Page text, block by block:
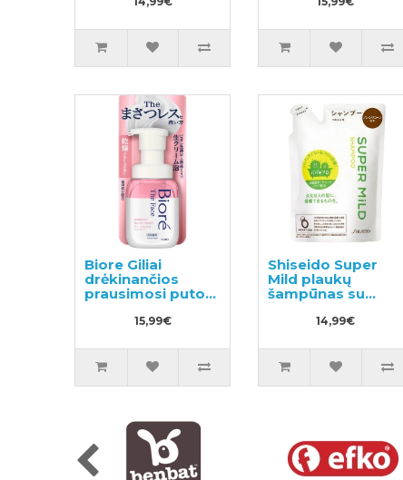
Biore Giliai
drėkinančios
prausimosi putos
15,99€
Shiseido Super
Mild plaukų
šampūnas su
žolelių aromatu,
užpildas 400ml
14,99€